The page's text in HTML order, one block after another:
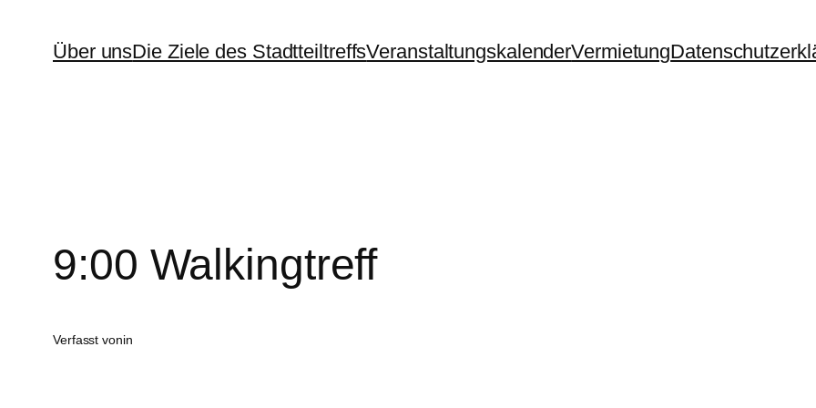
InhaltÜber unsDie Ziele des StadtteiltreffsVeranstaltungskalenderVermietung
9:00 Walkingtreff
Verfasst vonin